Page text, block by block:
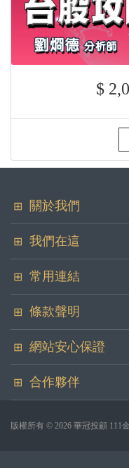
$
關於我們
地址
100台北市中正區
傳真
(02)2397-3938
service@hwa-
我們在這
常用連結
證件系統
條款聲明
隱私權政策
人力招募
網站安心保證
網站任何活動資料都透
合作夥伴
精誠資訊
版權所有 © 2026 華冠投顧 111